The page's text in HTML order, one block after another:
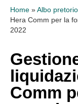
Home » Albo pretorio
Hera Comm per la
2022
Comm